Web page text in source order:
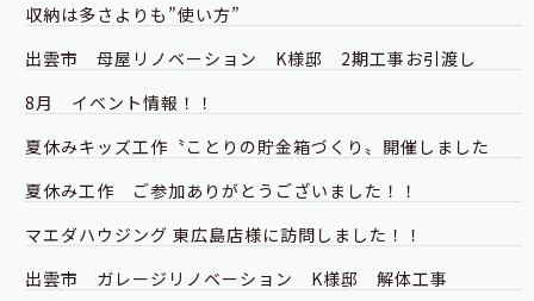
収納は多さよりも”使い方”
出雲市 母屋リノベーション K様邸 2期工事お引渡し
8月 イベント情報！！
夏休みキッズ工作〝ことりの貯金箱づくり〟開催しました
夏休み工作 ご参加ありがとうございました！！
マエダハウジング 東広島店様に訪問しました！！
出雲市 ガレージリノベーション K様邸 解体工事